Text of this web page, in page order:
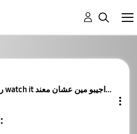
Re: رد: يا جماعة كود watch it اجيبو مين عشان معند...